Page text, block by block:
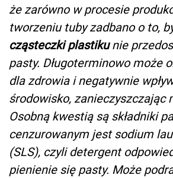
że zarówno w procesie
tworzeniu tuby zadbano o to,
cząsteczki plastikunie
pasty. Długoterminowo może
dla zdrowia i negatywnie
środowisko, zanieczyszczając
Osobną kwestią są składniki
cenzurowanym jest sodium
(SLS), czyli detergent
pienienie się pasty. Może